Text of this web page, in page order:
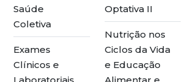
Saúde
Coletiva
Exames
Clínicos e
Optativa II
Nutrição nos
Ciclos da Vida
e Educação